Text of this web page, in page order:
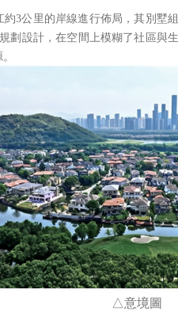
約3公里的岸線進行佈局，其別墅
劃設計，在空間上模糊了社區與
△意境圖